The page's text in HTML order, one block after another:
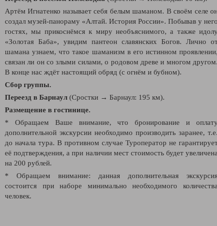
Артём Игнатенко называет себя белым шаманом. В своём селе
создал музей-панораму «Алтай. История России». Побывав у
гостях, мы прикоснёмся к миру необъяснимого, а также
«Золотая Баба», увидим пантеон славянских Богов. Лично
шамана узнаем, что такое шаманизм в его истинном
связан ли он со злыми силами, о родовом древе и многом
В конце нас ждёт настоящий обряд (с огнём и бубном).
Сбор группы.
Переезд в Барнаул (Сростки → Барнаул: 195 км).
Размещение в гостинице.
* Обращаем Ваше внимание, что бронирование и
дополнительной экскурсии необходимо производить заранее,
до начала тура. В противном случае Туроператор не
её подтверждения, а при наличии мест стоимость будет
на 200 рублей.
* Обращаем внимание: данная дополнительная
состоится при наборе минимально необходимого
человек.